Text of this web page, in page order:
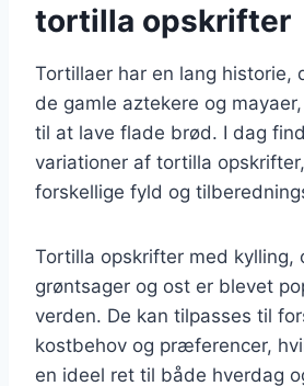
tortilla opskrifter
Tortillaer har en lang historie,
de gamle aztekere og
til at lave flade brød. I dag
variationer af tortilla
forskellige fyld og
Tortilla opskrifter med kylling,
grøntsager og ost er blevet
verden. De kan tilpasses til
kostbehov og præferencer,
en ideel ret til både hverdag